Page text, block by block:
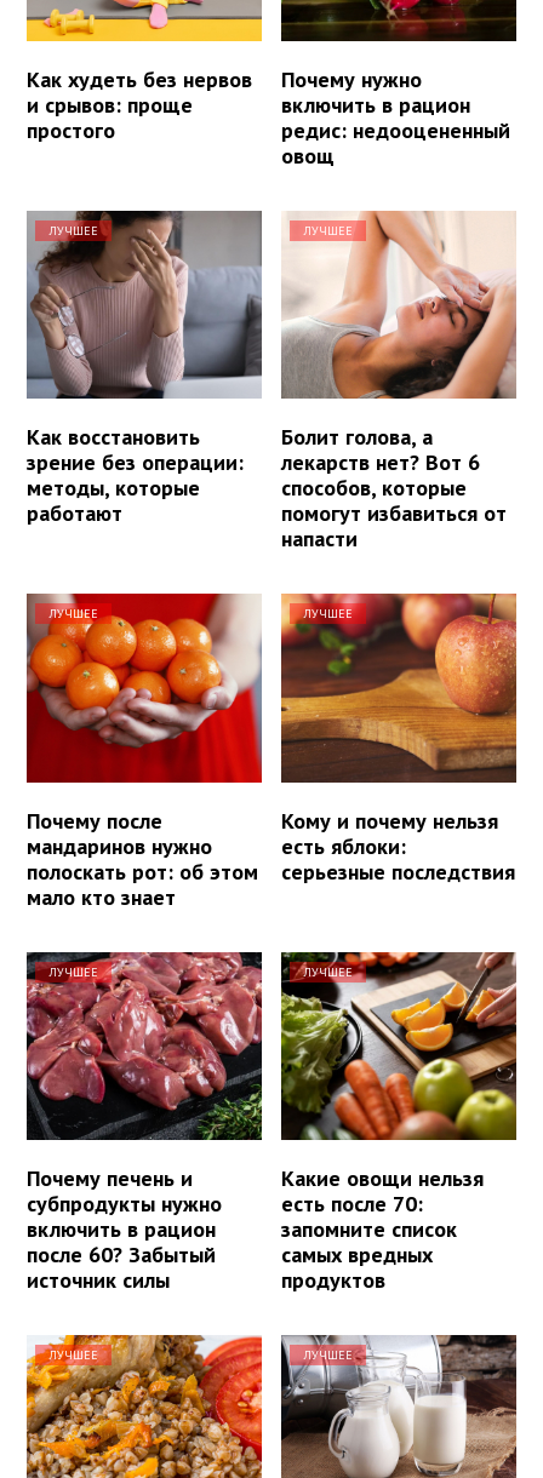
Как худеть без нервов
и срывов: проще
простого
Почему нужно
включить в рацион
редис: недооцененный
овощ
ЛУЧШЕЕ
Как восстановить
зрение без операции:
методы, которые
работают
ЛУЧШЕЕ
Болит голова, а
лекарств нет? Вот 6
способов, которые
помогут избавиться от
напасти
ЛУЧШЕЕ
Почему после
мандаринов нужно
полоскать рот: об этом
мало кто знает
ЛУЧШЕЕ
Кому и почему нельзя
есть яблоки:
серьезные последствия
ЛУЧШЕЕ
Почему печень и
субпродукты нужно
включить в рацион
после 60? Забытый
источник силы
ЛУЧШЕЕ
Какие овощи нельзя
есть после 70:
запомните список
самых вредных
продуктов
ЛУЧШЕЕ ЛУЧШЕЕ